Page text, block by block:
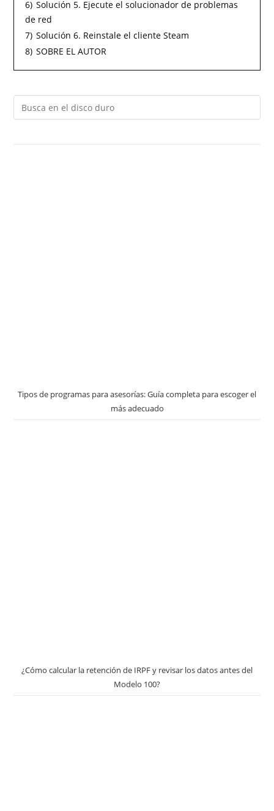
6) Solución 5. Ejecute el solucionador de problemas
de red
7) Solución 6. Reinstale el cliente Steam
8) SOBRE EL AUTOR
Tipos de programas para asesorías: Guía completa para escoger el
más adecuado
¿Cómo calcular la retención de IRPF y revisar los datos antes del
Modelo 100?